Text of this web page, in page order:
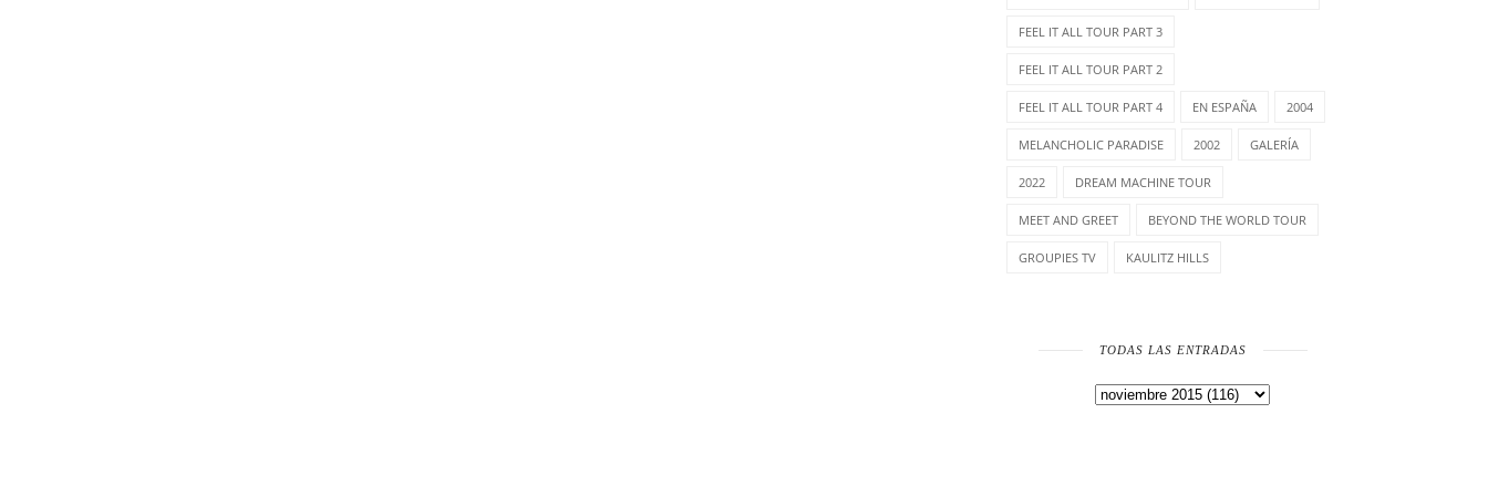
FEEL IT ALL TOUR PART 3
FEEL IT ALL TOUR PART 2
FEEL IT ALL TOUR PART 4 EN ESPAÑA 2004
MELANCHOLIC PARADISE 2002 GALERÍA
2022 DREAM MACHINE TOUR
MEET AND GREET BEYOND THE WORLD TOUR
GROUPIES TV KAULITZ HILLS
TODAS LAS ENTRADAS